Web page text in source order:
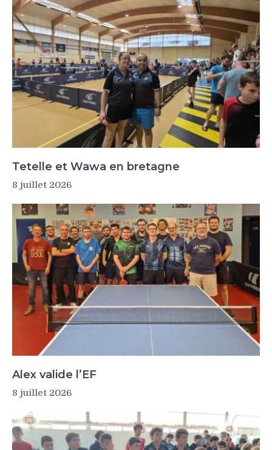
Tetelle et Wawa en bretagne
8 juillet 2026
Alex valide l’EF
8 juillet 2026